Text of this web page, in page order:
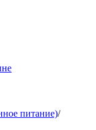
питание)/